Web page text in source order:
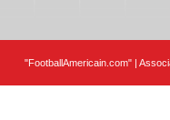
"FootballAmericain.com" |